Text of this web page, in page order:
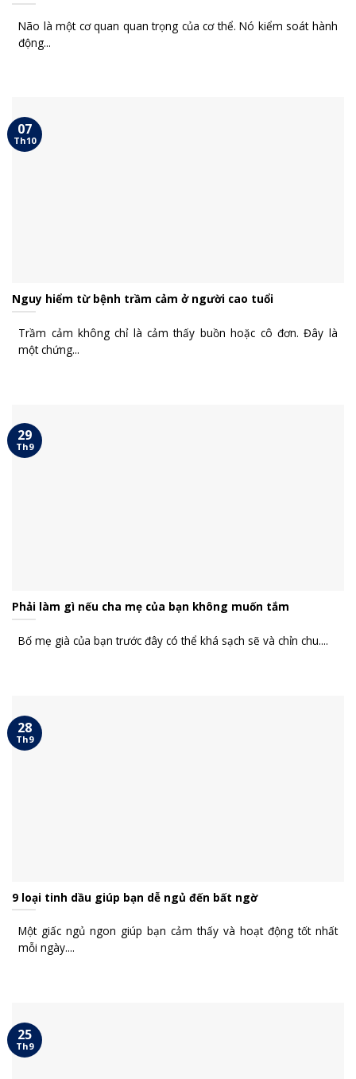
Não là một cơ quan quan trọng của cơ thể. Nó kiểm soát hành
động...
Nguy hiểm từ bệnh trầm cảm ở người cao tuổi
Trầm cảm không chỉ là cảm thấy buồn hoặc cô đơn. Đây là
một chứng...
07
Th10
Phải làm gì nếu cha mẹ của bạn không muốn tắm
Bố mẹ già của bạn trước đây có thể khá sạch sẽ và chỉn chu....
29
Th9
9 loại tinh dầu giúp bạn dễ ngủ đến bất ngờ
Một giấc ngủ ngon giúp bạn cảm thấy và hoạt động tốt nhất
mỗi ngày....
28
Th9
25
Th9